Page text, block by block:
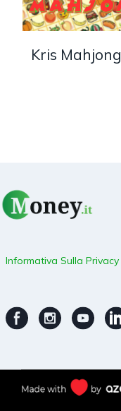
Kris Mahjong
Informativa Sulla Privacy